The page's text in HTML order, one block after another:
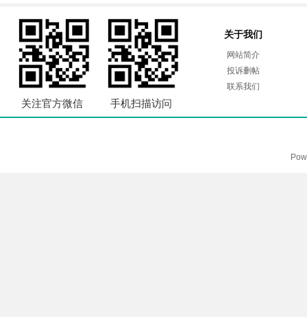
关注官方微信 手机扫描访问
关于我们
网站简介
投诉删帖
联系我们